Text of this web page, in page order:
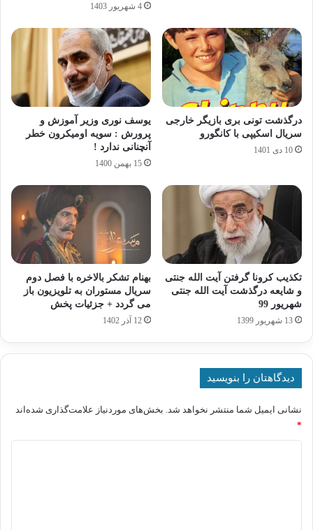
4 شهریور 1403
درگذشت تونی بری بازیگر خارجی
سریال اسکیپی با کانگورو
10 دی 1401
یوسف نوری وزیر آموزش و
پرورش : سویه اومیکرون خطر
آنچنانی ندارد !
15 بهمن 1400
تکذیب کرونا گرفتن آیت الله جنتی
و شایعه درگذشت آیت الله جنتی
شهریور 99
13 شهریور 1399
بهنام تشکر بالاخره با فصل دوم
سریال مستوران به تلویزیون باز
می گردد + جزئیات پخش
12 آذر 1402
دیدگاهتان را بنویسید
نشانی ایمیل شما منتشر نخواهد شد. بخش‌های موردنیاز علامت‌گذاری شده‌اند
*